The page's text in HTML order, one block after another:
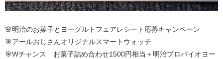
🌸明治のお菓子とヨーグルトフェアレシート応募キャンペーン
🎯アールおじさんオリジナルスマートウォッチ
🎯Wチャンス お菓子詰め合わせ1500円相当＋明治プロバイオヨー